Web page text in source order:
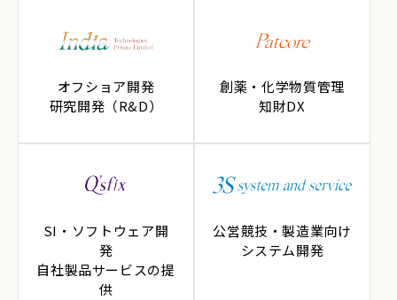
オフショア開発
研究開発（R&D）
創薬・化学物質管理
知財DX
SI・ソフトウェア開
発
自社製品サービスの提
供
公営競技・製造業向け
システム開発